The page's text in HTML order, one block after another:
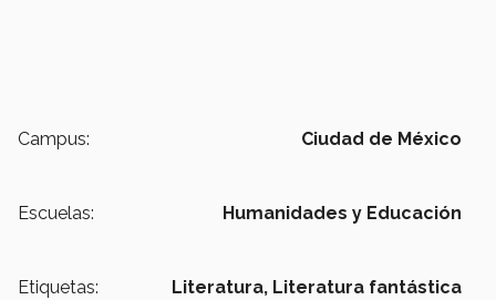
Campus: Ciudad de México
Escuelas: Humanidades y Educación
Etiquetas: Literatura, Literatura fantástica